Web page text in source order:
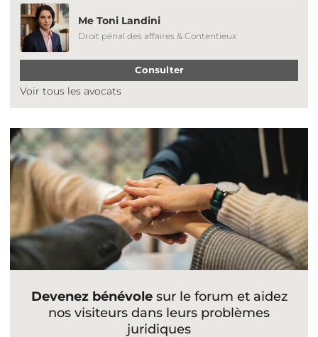
Me Toni Landini
Droit pénal des affaires & Contentieux
Consulter
Voir tous les avocats
Devenez bénévolesur le forum et aidez
nos visiteurs dans leurs problèmes
juridiques